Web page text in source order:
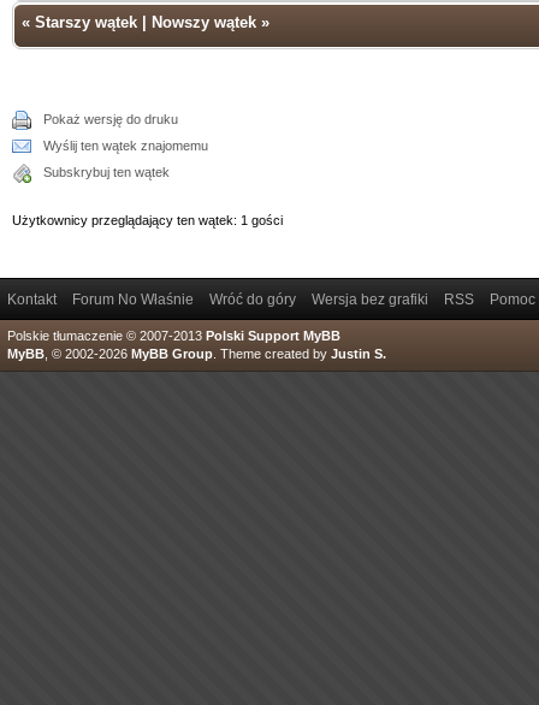
« Starszy wątek Nowszy wątek »
Pokaż wersję do druku
Wyślij ten wątek znajomemu
Subskrybuj ten wątek
Użytkownicy przeglądający ten wątek: 1 gości
Kontakt Forum No Właśnie Wróć do góry Wersja bez grafiki RSS Pomoc
Polskie tłumaczenie © 2007-2013 Polski Support MyBB
MyBB , © 2002-2026 MyBB Group Theme created by Justin S.